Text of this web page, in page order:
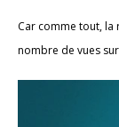
Car comme tout, la
nombre de vues sur